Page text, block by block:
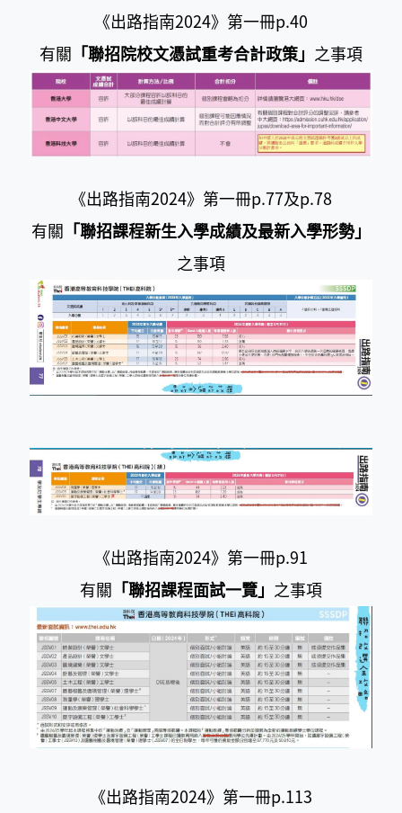
《出路指南2024》第一冊p.40
有關
「聯招院校文憑試重考合計政策」 之事項
《出路指南2024》第一冊p.77及p.78
有關
「聯招課程新生入學成績及最新入學形勢」
之事項
《出路指南2024》第一冊p.91
有關
「聯招課程面試一覽」 之事項
《出路指南2024》第一冊p.113